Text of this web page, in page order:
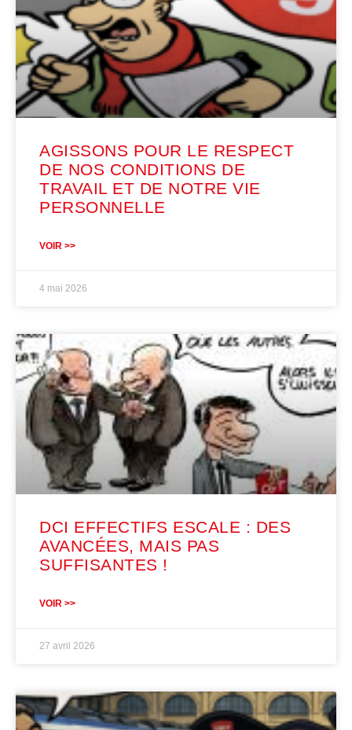
AGISSONS POUR LE RESPECT
DE NOS CONDITIONS DE
TRAVAIL ET DE NOTRE VIE
PERSONNELLE
VOIR >>
4 mai 2026
DCI EFFECTIFS ESCALE : DES
AVANCÉES, MAIS PAS
SUFFISANTES !
VOIR >>
27 avril 2026